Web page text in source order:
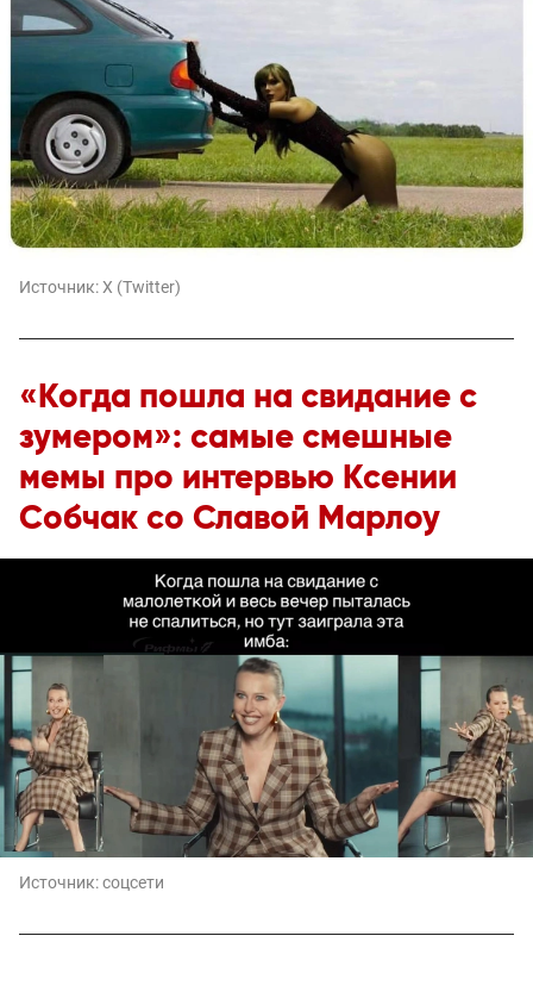
Источник:X (Twitter)
«Когда пошла на свидание с
зумером»: самые смешные
мемы про интервью Ксении
Собчак со Славой Марлоу
Источник:соцсети